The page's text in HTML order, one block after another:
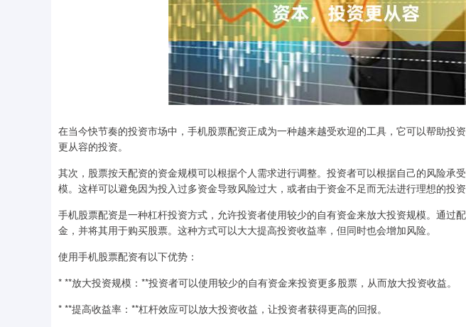
在当今快节奏的投资市场中，手机股票配资正成为一种越来越受欢迎的工具，它可以帮助投
更从容的投资。
其次，股票按天配资的资金规模可以根据个人需求进行调整。投资者可以根据自己的风险承
模。这样可以避免因为投入过多资金导致风险过大，或者由于资金不足而无法进行理想的投资
手机股票配资是一种杠杆投资方式，允许投资者使用较少的自有资金来放大投资规模。通过
金，并将其用于购买股票。这种方式可以大大提高投资收益率，但同时也会增加风险。
使用手机股票配资有以下优势：
* **放大投资规模：**投资者可以使用较少的自有资金来投资更多股票，从而放大投资收益。
* **提高收益率：**杠杆效应可以放大投资收益，让投资者获得更高的回报。